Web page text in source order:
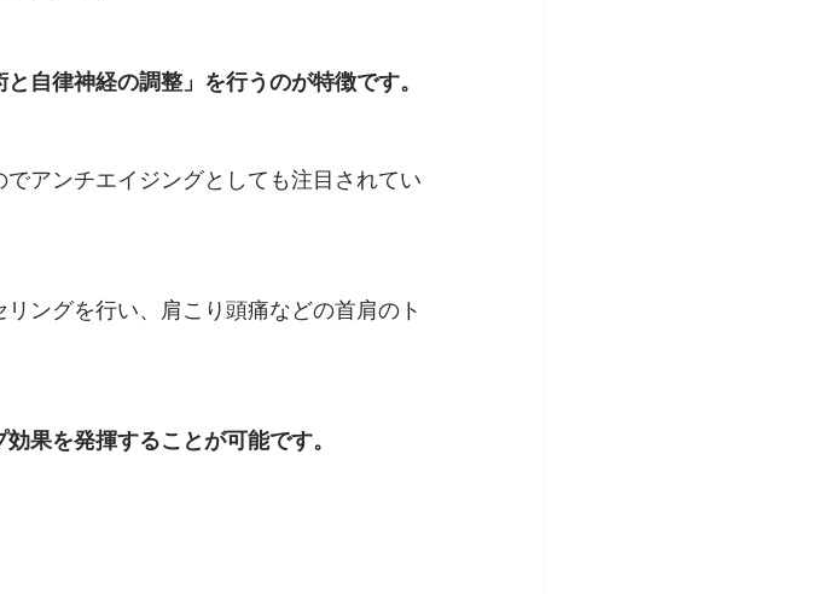
自律神経の調整」を行うのが特徴です。
アンチエイジングとしても注目されてい
ングを行い、肩こり頭痛などの首肩のト
果を発揮することが可能です。